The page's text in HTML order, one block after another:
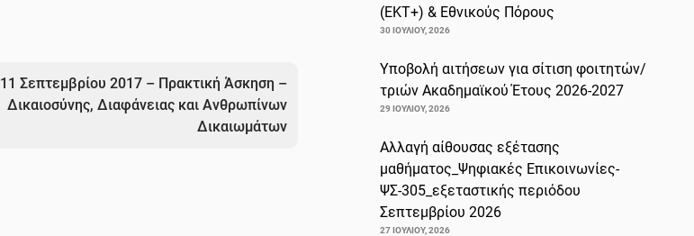
11 Σεπτεμβρίου 2017 – Πρακτική Άσκηση –
Δικαιοσύνης, Διαφάνειας και Ανθρωπίνων
Δικαιωμάτων
(ΕΚΤ+) & Εθνικούς Πόρους
30 ΙΟΥΛΊΟΥ, 2026
Υποβολή αιτήσεων για σίτιση φοιτητών/
τριών Ακαδημαϊκού Έτους 2026-2027
29 ΙΟΥΛΊΟΥ, 2026
Αλλαγή αίθουσας εξέτασης
μαθήματος_Ψηφιακές Επικοινωνίες-
ΨΣ-305_εξεταστικής περιόδου
Σεπτεμβρίου 2026
27 ΙΟΥΛΊΟΥ, 2026